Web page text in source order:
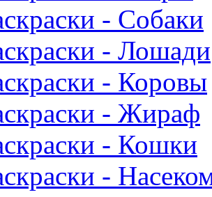
- Собаки
- Лошади
- Коровы
- Жираф
- Кошки
-